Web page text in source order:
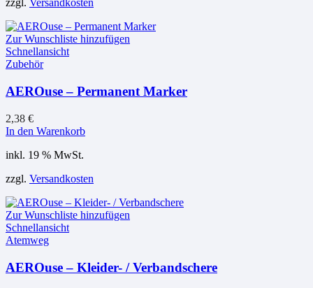
zzgl. Versandkosten
Zur Wunschliste hinzufügen
Schnellansicht
Zubehör
AEROuse – Permanent Marker
2,38 €
In den Warenkorb
inkl. 19 % MwSt.
zzgl. Versandkosten
Zur Wunschliste hinzufügen
Schnellansicht
Atemweg
AEROuse – Kleider- / Verbandschere